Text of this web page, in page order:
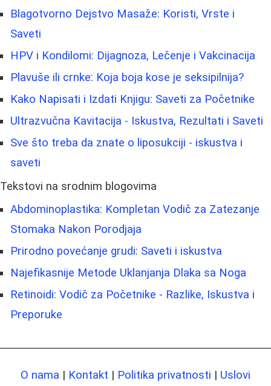
Blagotvorno Dejstvo Masaže: Koristi, Vrste i
Saveti
HPV i Kondilomi: Dijagnoza, Lečenje i Vakcinacija
Plavuše ili crnke: Koja boja kose je seksipilnija?
Kako Napisati i Izdati Knjigu: Saveti za Početnike
Ultrazvučna Kavitacija - Iskustva, Rezultati i Saveti
Sve što treba da znate o liposukciji - iskustva i
saveti
Tekstovi na srodnim blogovima
Abdominoplastika: Kompletan Vodič za Zatezanje
Stomaka Nakon Porodjaja
Prirodno povećanje grudi: Saveti i iskustva
Najefikasnije Metode Uklanjanja Dlaka sa Noga
Retinoidi: Vodič za Početnike - Razlike, Iskustva i
Preporuke
O nama | Kontakt | Politika privatnosti | Uslovi